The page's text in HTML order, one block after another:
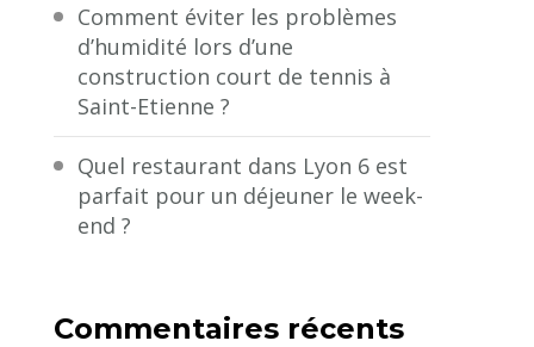
Comment éviter les problèmes
d’humidité lors d’une
construction court de tennis à
Saint-Etienne ?
Quel restaurant dans Lyon 6 est
parfait pour un déjeuner le week-
end ?
Commentaires récents